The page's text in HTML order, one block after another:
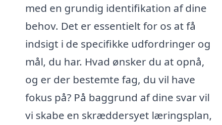
med en grundig identifikation af dine
behov. Det er essentielt for os at få
indsigt i de specifikke udfordringer og
mål, du har. Hvad ønsker du at opnå,
og er der bestemte fag, du vil have
fokus på? På baggrund af dine svar vil
vi skabe en skræddersyet læringsplan,